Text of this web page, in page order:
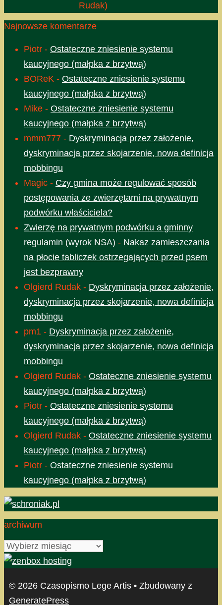
Rudak)
Najnowsze komentarze
Piotr - Ostateczne zniesienie systemu
kaucyjnego (małpka z brzytwą)
BOReK - Ostateczne zniesienie systemu
kaucyjnego (małpka z brzytwą)
Mike - Ostateczne zniesienie systemu
kaucyjnego (małpka z brzytwą)
mmm777 - Dyskryminacja przez założenie,
dyskryminacja przez skojarzenie, nowa definicja
mobbingu
Magic - Czy gmina może regulować sposób
postępowania ze zwierzętami na prywatnym
podwórku właściciela?
Zwierzę na prywatnym podwórku a gminny
regulamin (wyrok NSA) - Nakaz zamieszczania
na płocie tabliczek ostrzegających przed psem
jest bezprawny
Olgierd Rudak - Dyskryminacja przez założenie,
dyskryminacja przez skojarzenie, nowa definicja
mobbingu
pm1 - Dyskryminacja przez założenie,
dyskryminacja przez skojarzenie, nowa definicja
mobbingu
Olgierd Rudak - Ostateczne zniesienie systemu
kaucyjnego (małpka z brzytwą)
Piotr - Ostateczne zniesienie systemu
kaucyjnego (małpka z brzytwą)
Olgierd Rudak - Ostateczne zniesienie systemu
kaucyjnego (małpka z brzytwą)
Piotr - Ostateczne zniesienie systemu
kaucyjnego (małpka z brzytwą)
archiwum
archiwum
© 2026 Czasopismo Lege Artis • Zbudowany z
GeneratePress